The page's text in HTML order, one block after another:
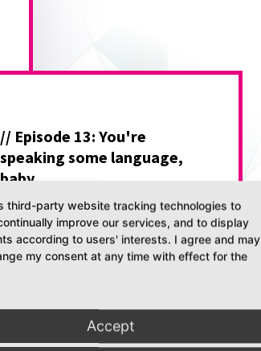
// Episode 13: You're
speaking some language,
baby
//DiesDas & The Other is a podcast about
all the weird things I obsess over.
CN: Besprechung rassistischen und
Staffel 2 von DiesDas & The
, und zwar mit einem Thema, das
third-party website tracking technologies to
improve our services, and to display
according to users' interests. I agree and may
my consent at any time with effect for the
Accept